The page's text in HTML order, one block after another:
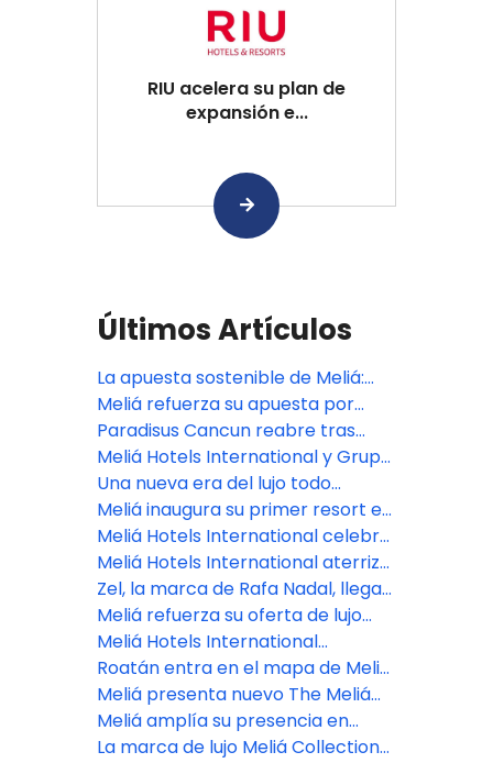
RIU acelera su plan de
expansión e...
Últimos Artículos
La apuesta sostenible de Meliá:
Logros globales y un modelo de
transición energética desde
Cusco
Meliá refuerza su apuesta por
Argentina con dos nuevos hoteles
en Mendoza, uno de los destinos
más fascinantes de Sudamérica
Paradisus Cancun reabre tras
renovación de $50 millones
Meliá Hotels International y Grupo
Puntacana se unen para el
desarrollo del Paradisus Miches, el
próximo resort de lujo todo
incluido de República Dominicana
Una nueva era del lujo todo
incluido llega a Bali con la
apertura de Paradisus by Meliá
Meliá inaugura su primer resort en
Maldivas
Meliá Hotels International celebra
en FITUR su 70º aniversario,
anticipando una nueva etapa de
crecimiento sólido y sostenido a
nivel nacional e internacional
Meliá Hotels International aterriza
en el paraíso: Maldivas recibe a
Meliá Whale Lagoon
Zel, la marca de Rafa Nadal, llega
a Cozumel de la mano de Meliá
Meliá refuerza su oferta de lujo
con nuevas aperturas en 2026
Meliá Hotels International
desembarca en Cusco con su
primer hotel en la capital histórica
del Imperio Inca
Roatán entra en el mapa de Meliá
como nuevo destino de ensueño
en el caribe hondureño
Meliá presenta nuevo The Meliá
Collection en la Patagonia
Argentina.
Meliá amplía su presencia en
Argentina con un nuevo hotel en
La marca de lujo Meliá Collection